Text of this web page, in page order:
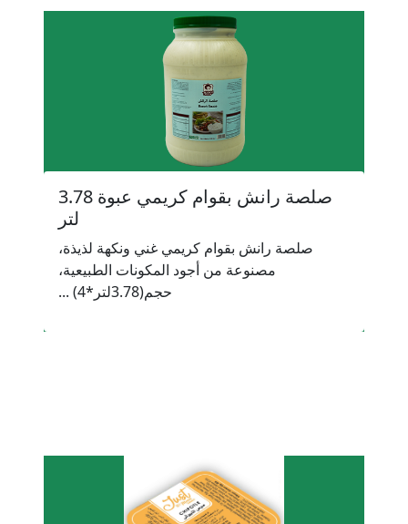
صلصة رانش بقوام كريمي عبوة 3.78
لتر
صلصة رانش بقوام كريمي غني ونكهة لذيذة،
مصنوعة من أجود المكونات الطبيعية،
حجم(3.78لتر*4) ...